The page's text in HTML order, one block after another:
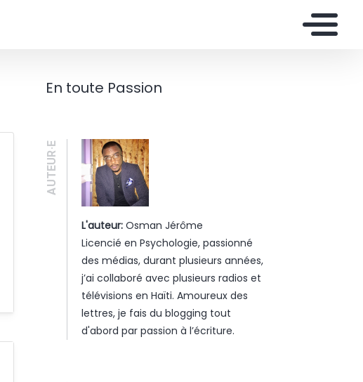
En toute Passion
AUTEUR·E
L'auteur:Osman Jérôme
Licencié en Psychologie, passionné
des médias, durant plusieurs années,
j’ai collaboré avec plusieurs radios et
télévisions en Haïti. Amoureux des
lettres, je fais du blogging tout
d'abord par passion à l’écriture.